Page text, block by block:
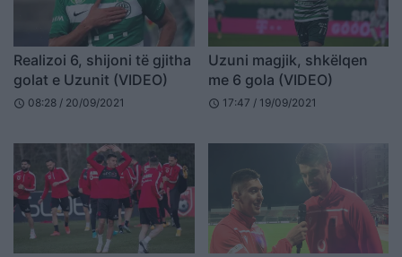
Realizoi 6, shijoni të gjitha
golat e Uzunit (VIDEO)
schedule 08:28 / 20/09/2021
Uzuni magjik, shkëlqen
me 6 gola (VIDEO)
schedule 17:47 / 19/09/2021